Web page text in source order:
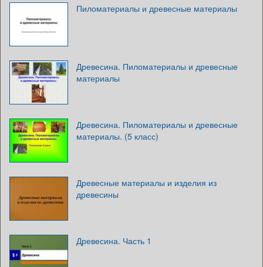
Пиломатериалы и древесные материалы
Древесина. Пиломатериалы и древесные
материалы
Древесина. Пиломатериалы и древесные
материалы. (5 класс)
Древесные материалы и изделия из
древесины
Древесина. Часть 1